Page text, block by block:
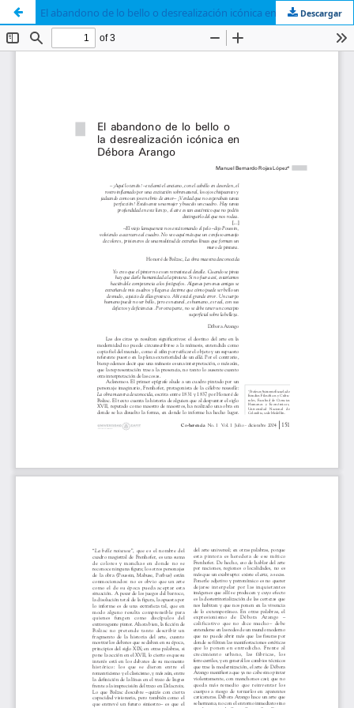
El abandono de lo bello o desrealización icónica en Débora Arango
Descargar